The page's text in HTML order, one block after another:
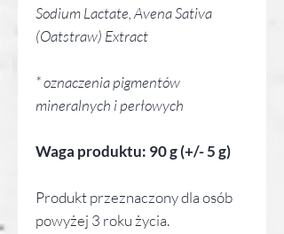
Sodium Lactate, Avena Sativa
(Oatstraw) Extract
* oznaczenia pigmentów
mineralnych i perłowych
Waga produktu: 90 g (+/- 5 g)
Produkt przeznaczony dla osób
powyżej 3 roku życia.